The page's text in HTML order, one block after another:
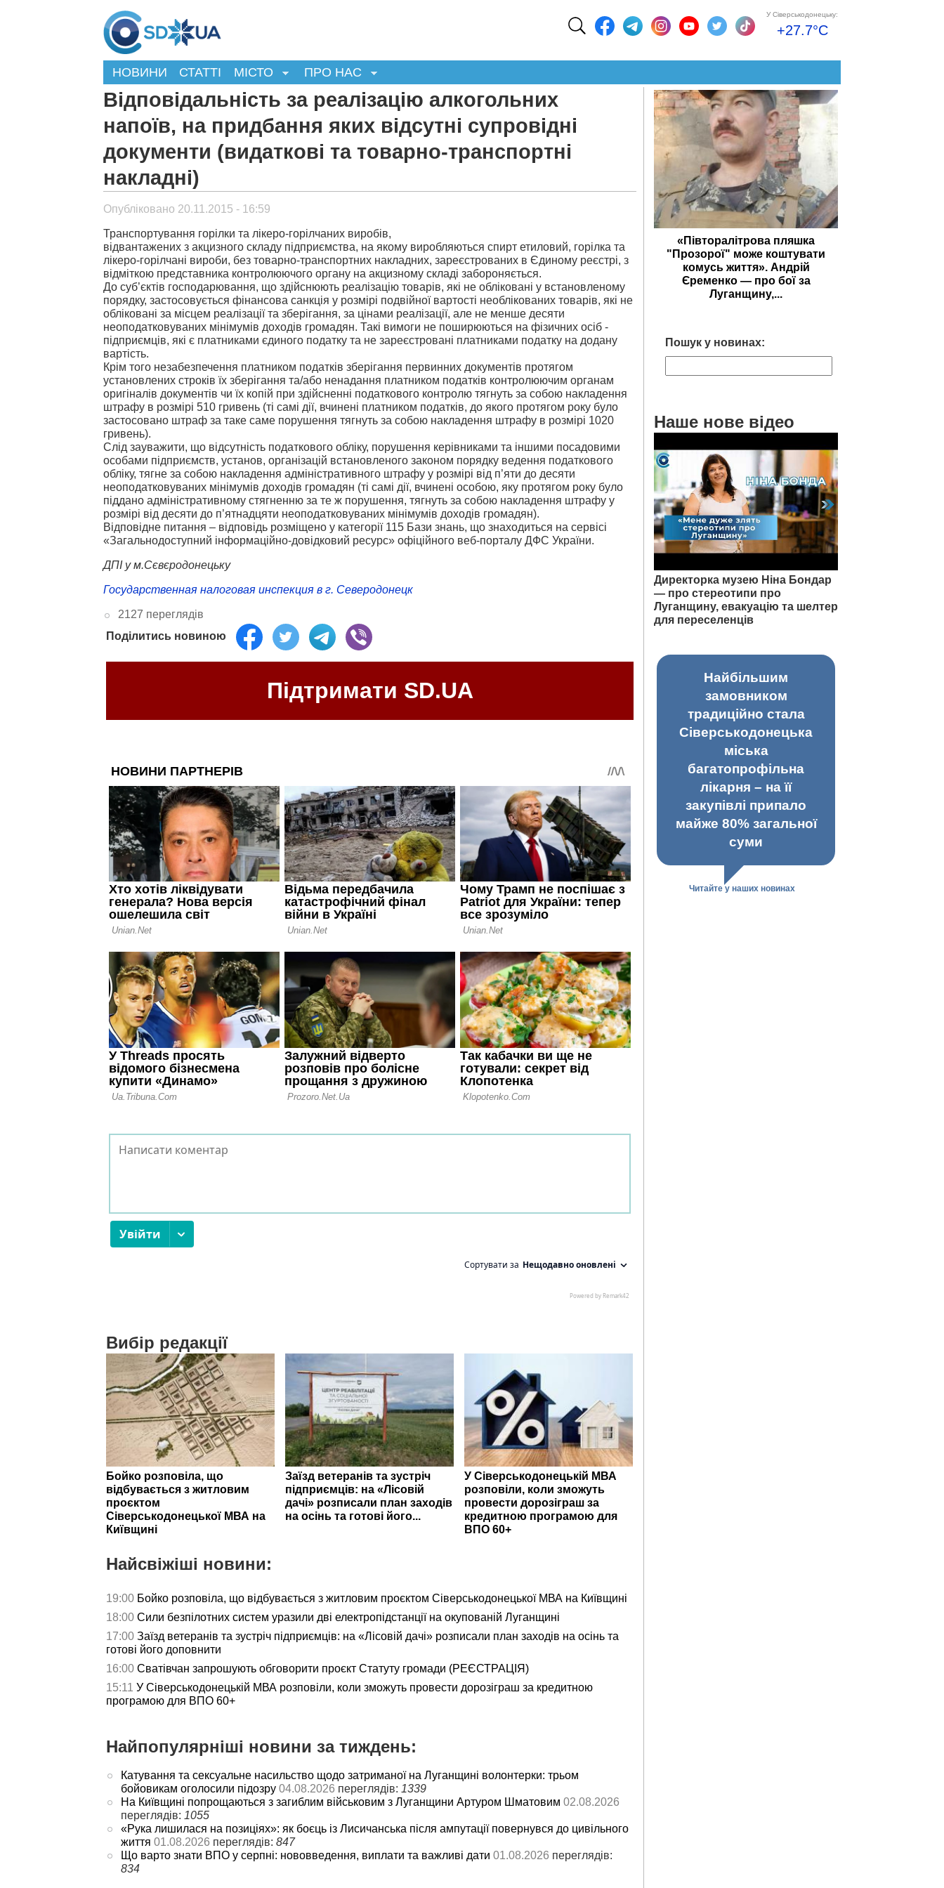
У Сіверськодонецьку:
+27.7°C
НОВИНИ СТАТТІ МІСТО ПРО НАС
Відповідальність за реалізацію алкогольних
напоїв, на придбання яких відсутні супровідні
документи (видаткові та товарно-транспортні
накладні)
Опубліковано 20.11.2015 - 16:59
Транспортування горілки та лікеро-горілчаних виробів,
відвантажених з акцизного складу підприємства, на якому виробляються спирт етиловий, горілка та
лікеро-горілчані вироби, без товарно-транспортних накладних, зареєстрованих в Єдиному реєстрі, з
відміткою представника контролюючого органу на акцизному складі забороняється.
До суб’єктів господарювання, що здійснюють реалізацію товарів, які не обліковані у встановленому
порядку, застосовується фінансова санкція у розмірі подвійної вартості необлікованих товарів, які не
обліковані за місцем реалізації та зберігання, за цінами реалізації, але не менше десяти
неоподатковуваних мінімумів доходів громадян. Такі вимоги не поширюються на фізичних осіб -
підприємців, які є платниками єдиного податку та не зареєстровані платниками податку на додану
вартість.
Крім того незабезпечення платником податків зберігання первинних документів протягом
установлених строків їх зберігання та/або ненадання платником податків контролюючим органам
оригіналів документів чи їх копій при здійсненні податкового контролю тягнуть за собою накладення
штрафу в розмірі 510 гривень (ті самі дії, вчинені платником податків, до якого протягом року було
застосовано штраф за таке саме порушення тягнуть за собою накладення штрафу в розмірі 1020
гривень).
Слід зауважити, що відсутність податкового обліку, порушення керівниками та іншими посадовими
особами підприємств, установ, організацій встановленого законом порядку ведення податкового
обліку, тягне за собою накладення адміністративного штрафу у розмірі від п’яти до десяти
неоподатковуваних мінімумів доходів громадян (ті самі дії, вчинені особою, яку протягом року було
піддано адміністративному стягненню за те ж порушення, тягнуть за собою накладення штрафу у
розмірі від десяти до п’ятнадцяти неоподатковуваних мінімумів доходів громадян).
Відповідне питання – відповідь розміщено у категорії 115 Бази знань, що знаходиться на сервісі
«Загальнодоступний інформаційно-довідковий ресурс» офіційного веб-порталу ДФС України.
ДПІ у м.Сєвєродонецьку
Государственная налоговая инспекция в г. Северодонецк
2127 переглядів
Поділитись новиною
Підтримати SD.UA
Вибір редакції
Бойко розповіла, що
відбувається з житловим
проєктом
Сіверськодонецької МВА на
Київщині
Заїзд ветеранів та зустріч
підприємців: на «Лісовій
дачі» розписали план заходів
на осінь та готові його...
У Сіверськодонецькій МВА
розповіли, коли зможуть
провести дорозіграш за
кредитною програмою для
ВПО 60+
Найсвіжіші новини:
19:00 Бойко розповіла, що відбувається з житловим проєктом Сіверськодонецької МВА на Київщині
18:00 Сили безпілотних систем уразили дві електропідстанції на окупованій Луганщині
17:00 Заїзд ветеранів та зустріч підприємців: на «Лісовій дачі» розписали план заходів на осінь та
готові його доповнити
16:00 Сватівчан запрошують обговорити проєкт Статуту громади (РЕЄСТРАЦІЯ)
15:11 У Сіверськодонецькій МВА розповіли, коли зможуть провести дорозіграш за кредитною
програмою для ВПО 60+
Найпопулярніші новини за тиждень:
Катування та сексуальне насильство щодо затриманої на Луганщині волонтерки: трьом
бойовикам оголосили підозру 04.08.2026 переглядів: 1339
На Київщині попрощаються з загиблим військовим з Луганщини Артуром Шматовим 02.08.2026
переглядів: 1055
«Рука лишилася на позиціях»: як боєць із Лисичанська після ампутації повернувся до цивільного
життя 01.08.2026 переглядів: 847
Що варто знати ВПО у серпні: нововведення, виплати та важливі дати 01.08.2026 переглядів:
834
«Півторалітрова пляшка
"Прозорої" може коштувати
комусь життя». Андрій
Єременко — про бої за
Луганщину,...
Пошук у новинах:
Наше нове відео
Директорка музею Ніна Бондар
— про стереотипи про
Луганщину, евакуацію та шелтер
для переселенців
Найбільшим
замовником
традиційно стала
Сіверськодонецька
міська
багатопрофільна
лікарня – на її
закупівлі припало
майже 80% загальної
суми
Читайте у наших новинах